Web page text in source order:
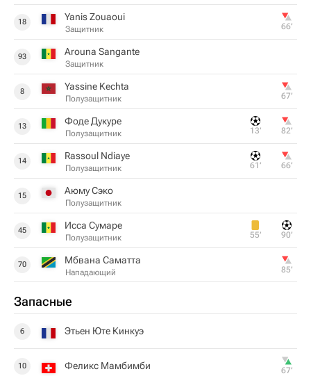
18 Yanis Zouaoui
Защитник 66‎’‎
93 Arouna Sangante
Защитник
8 Yassine Kechta
Полузащитник 67‎’‎
13 Фоде Дукуре
Полузащитник 13‎’‎ 82‎’‎
14 Rassoul Ndiaye
Полузащитник 61‎’‎ 66‎’‎
15 Аюму Сэко
Полузащитник
45 Исса Сумаре
Полузащитник 55‎’‎ 90‎’‎
70 Мбвана Саматта
Нападающий 85‎’‎
Запасные
6 Этьен Юте Кинкуэ
10 Феликс Мамбимби 67‎’‎